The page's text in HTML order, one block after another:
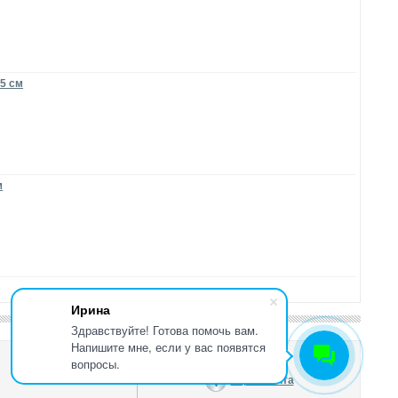
Ирина
Здравствуйте! Готова помочь вам.
Напишите мне, если у вас появятся
вопросы.
см
Карта сайта